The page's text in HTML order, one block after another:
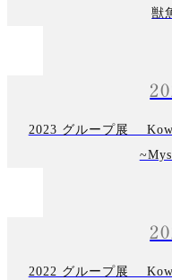
獣
2023 グループ展
2022 グループ展